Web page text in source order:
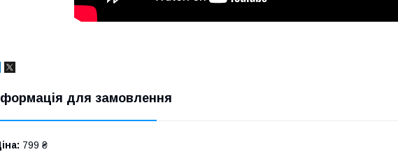
для замовлення
799 ₴